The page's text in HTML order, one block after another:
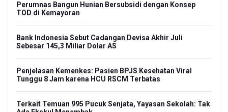
Perumnas Bangun Hunian Bersubsidi dengan Konsep
TOD di Kemayoran
Bank Indonesia Sebut Cadangan Devisa Akhir Juli
Sebesar 145,3 Miliar Dolar AS
Penjelasan Kemenkes: Pasien BPJS Kesehatan Viral
Tunggu 8 Jam karena HCU RSCM Terbatas
Terkait Temuan 995 Pucuk Senjata, Yayasan Sekolah: Tak